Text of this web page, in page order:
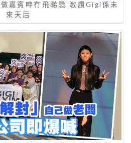
嘉賓呻冇飛睇騷 激讚Gigi係未
來天后